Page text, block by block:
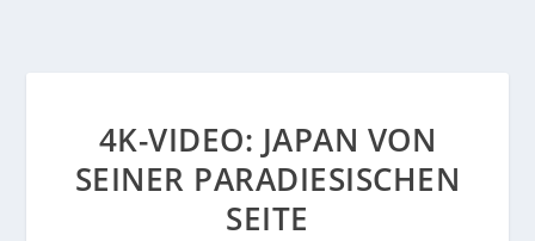
4K-VIDEO: JAPAN VON
SEINER PARADIESISCHEN
SEITE